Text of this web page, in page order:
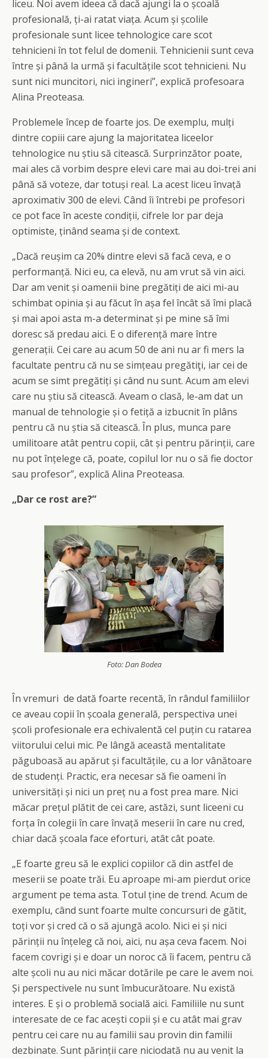
liceu. Noi avem ideea că dacă ajungi la o școală
profesională, ți-ai ratat viața. Acum și școlile
profesionale sunt licee tehnologice care scot
tehnicieni în tot felul de domenii. Tehnicienii sunt ceva
între și până la urmă și facultățile scot tehnicieni. Nu
sunt nici muncitori, nici ingineri”, explică profesoara
Alina Preoteasa.
Problemele încep de foarte jos. De exemplu, mulți
dintre copiii care ajung la majoritatea liceelor
tehnologice nu știu să citească. Surprinzător poate,
mai ales că vorbim despre elevi care mai au doi-trei ani
până să voteze, dar totuși real. La acest liceu învață
aproximativ 300 de elevi. Când îi întrebi pe profesori
ce pot face în aceste condiții, cifrele lor par deja
optimiste, ținând seama și de context.
„Dacă reușim ca 20% dintre elevi să facă ceva, e o
performanță. Nici eu, ca elevă, nu am vrut să vin aici.
Dar am venit și oamenii bine pregătiți de aici mi-au
schimbat opinia și au făcut în așa fel încât să îmi placă
și mai apoi asta m-a determinat și pe mine să îmi
doresc să predau aici. E o diferență mare între
generații. Cei care au acum 50 de ani nu ar fi mers la
facultate pentru că nu se simțeau pregătiţi, iar cei de
acum se simt pregătiți și când nu sunt. Acum am elevi
care nu știu să citească. Aveam o clasă, le-am dat un
manual de tehnologie și o fetiță a izbucnit în plâns
pentru că nu știa să citească. În plus, munca pare
umilitoare atât pentru copii, cât și pentru părinții, care
nu pot înțelege că, poate, copilul lor nu o să fie doctor
sau profesor”, explică Alina Preoteasa.
„Dar ce rost are?”
Foto: Dan Bodea
În vremuri de dată foarte recentă, în rândul familiilor
ce aveau copii în școala generală, perspectiva unei
școli profesionale era echivalentă cel puțin cu ratarea
viitorului celui mic. Pe lângă această mentalitate
păguboasă au apărut și facultățile, cu a lor vânătoare
de studenți. Practic, era necesar să fie oameni în
universități și nici un preț nu a fost prea mare. Nici
măcar prețul plătit de cei care, astăzi, sunt liceeni cu
forța în colegii în care învață meserii în care nu cred,
chiar dacă școala face eforturi, atât cât poate.
„E foarte greu să le explici copiilor că din astfel de
meserii se poate trăi. Eu aproape mi-am pierdut orice
argument pe tema asta. Totul ține de trend. Acum de
exemplu, când sunt foarte multe concursuri de gătit,
toți vor și cred că o să ajungă acolo. Nici ei și nici
părinții nu înțeleg că noi, aici, nu așa ceva facem. Noi
facem covrigi și e doar un noroc că îi facem, pentru că
alte școli nu au nici măcar dotările pe care le avem noi.
Și perspectivele nu sunt îmbucurătoare. Nu există
interes. E și o problemă socială aici. Familiile nu sunt
interesate de ce fac acești copii și e cu atât mai grav
pentru cei care nu au familii sau provin din familii
dezbinate. Sunt părinții care niciodată nu au venit la